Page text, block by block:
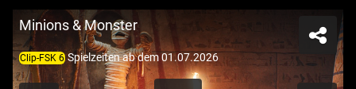
Minions & Monster
Clip-FSK 6 Spielzeiten ab dem 01.07.2026